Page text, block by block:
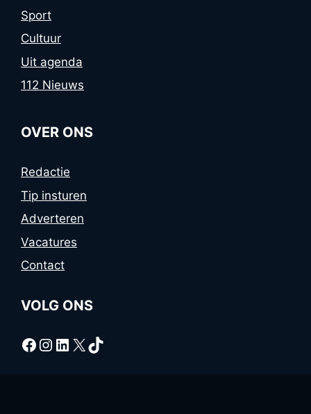
Sport
Cultuur
Uit agenda
112 Nieuws
OVER ONS
Redactie
Tip insturen
Adverteren
Vacatures
Contact
VOLG ONS
Facebook
Instagram
LinkedIn
X TikTok